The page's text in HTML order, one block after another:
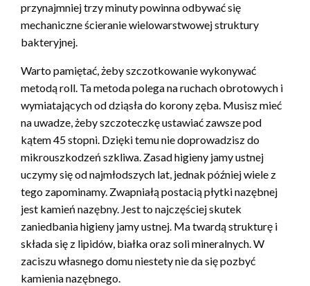
przynajmniej trzy minuty powinna odbywać się
mechaniczne ścieranie wielowarstwowej struktury
bakteryjnej.
Warto pamiętać, żeby szczotkowanie wykonywać
metodą roll. Ta metoda polega na ruchach obrotowych i
wymiatających od dziąsła do korony zęba. Musisz mieć
na uwadze, żeby szczoteczkę ustawiać zawsze pod
kątem 45 stopni. Dzięki temu nie doprowadzisz do
mikrouszkodzeń szkliwa. Zasad higieny jamy ustnej
uczymy się od najmłodszych lat, jednak później wiele z
tego zapominamy. Zwapniałą postacią płytki nazębnej
jest kamień nazębny. Jest to najczęściej skutek
zaniedbania higieny jamy ustnej. Ma twardą strukturę i
składa się z lipidów, białka oraz soli mineralnych. W
zaciszu własnego domu niestety nie da się pozbyć
kamienia nazębnego.